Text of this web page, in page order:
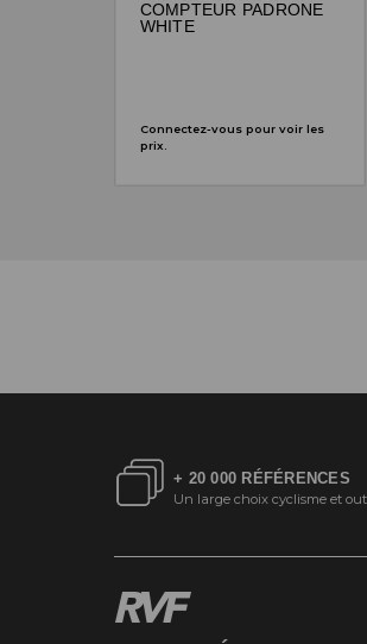
COMPTEUR PADRONE
WHITE
Connectez-vous pour voir les
prix.
+ 20 000 RÉFÉRENCES
Un large choix cyclisme et